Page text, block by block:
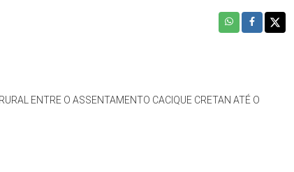
ENTRE O ASSENTAMENTO CACIQUE CRETAN ATÉ O